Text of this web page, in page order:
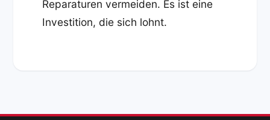
Reparaturen vermeiden. Es ist eine
Investition, die sich lohnt.